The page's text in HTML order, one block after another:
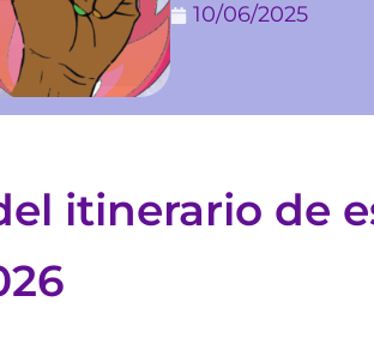
10/06/2025
itinerario de